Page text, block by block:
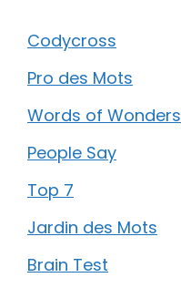
Codycross
Pro des Mots
Words of Wonders
People Say
Top 7
Jardin des Mots
Brain Test